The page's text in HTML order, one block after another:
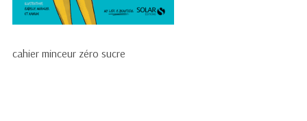
cahier minceur zéro sucre